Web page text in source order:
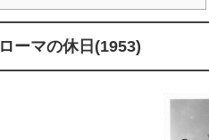
ローマの休日(1953)